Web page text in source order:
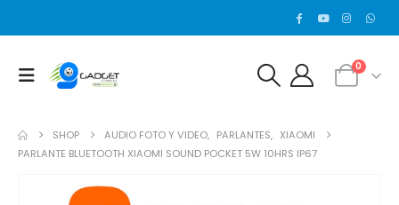
0
SHOP AUDIO FOTO Y VIDEO, PARLANTES, XIAOMI
PARLANTE BLUETOOTH XIAOMI SOUND POCKET 5W 10HRS IP67